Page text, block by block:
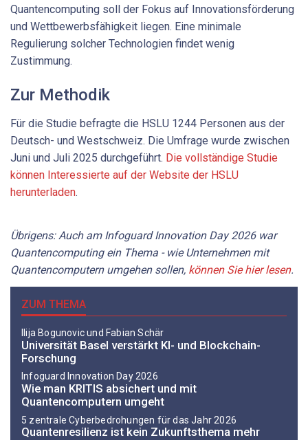
Quantencomputing soll der Fokus auf Innovationsförderung
und Wettbewerbsfähigkeit liegen. Eine minimale
Regulierung solcher Technologien findet wenig
Zustimmung.
Zur Methodik
Für die Studie befragte die HSLU 1244 Personen aus der
Deutsch- und Westschweiz. Die Umfrage wurde zwischen
Juni und Juli 2025 durchgeführt. Die vollständige Studie
können Interessierte auf der Website der HSLU
herunterladen.
Übrigens: Auch am Infoguard Innovation Day 2026 war
Quantencomputing ein Thema - wie Unternehmen mit
Quantencomputern umgehen sollen, können Sie hier lesen.
ZUM THEMA
Ilija Bogunovic und Fabian Schär
Universität Basel verstärkt KI- und Blockchain-
Forschung
Infoguard Innovation Day 2026
Wie man KRITIS absichert und mit
Quantencomputern umgeht
5 zentrale Cyberbedrohungen für das Jahr 2026
Quantenresilienz ist kein Zukunftsthema mehr